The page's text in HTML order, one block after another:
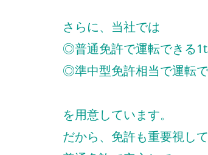
さらに、当社では
◎普通免許で運転できる
◎準中型免許相当で運転
を用意しています。
だから、免許も重要視して